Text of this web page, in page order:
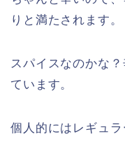
りと満たされます。
スパイスなのかな
ています。
個人的にはレギュラ